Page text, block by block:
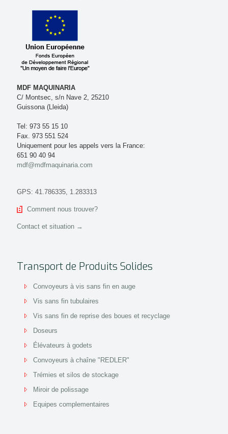
MDF MAQUINARIA
C/ Montsec, s/n Nave 2, 25210
Guissona (Lleida)
Tel: 973 55 15 10
Fax. 973 551 524
Uniquement pour les appels vers la France:
651 90 40 94
mdf@mdfmaquinaria.com
GPS: 41.786335, 1.283313
Comment nous trouver?
Contact et situation →
Transport de Produits Solides
Convoyeurs à vis sans fin en auge
Vis sans fin tubulaires
Vis sans fin de reprise des boues et recyclage
Doseurs
Élévateurs à godets
Convoyeurs à chaîne "REDLER"
Trémies et silos de stockage
Miroir de polissage
Equipes complementaires